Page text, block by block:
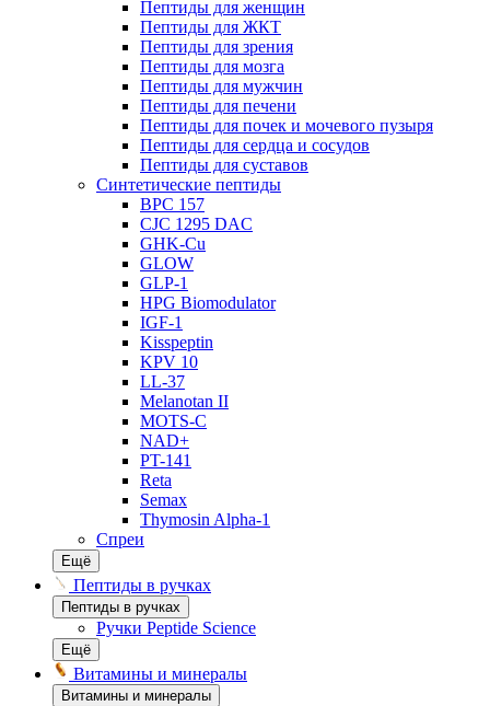
Пептиды для женщин
Пептиды для ЖКТ
Пептиды для зрения
Пептиды для мозга
Пептиды для мужчин
Пептиды для печени
Пептиды для почек и мочевого пузыря
Пептиды для сердца и сосудов
Пептиды для суставов
Синтетические пептиды
BPC 157
CJC 1295 DAC
GHK-Cu
GLOW
GLP-1
HPG Biomodulator
IGF-1
Kisspeptin
KPV 10
LL-37
Melanotan II
MOTS-C
NAD+
PT-141
Reta
Semax
Thymosin Alpha-1
Спреи
Ещё
Пептиды в ручках
Пептиды в ручках
Ручки Peptide Science
Ещё
Витамины и минералы
Витамины и минералы